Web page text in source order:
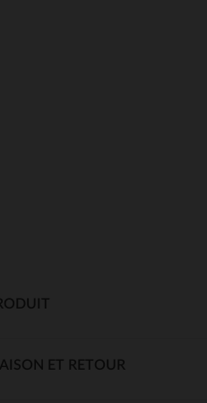
ET RETOUR